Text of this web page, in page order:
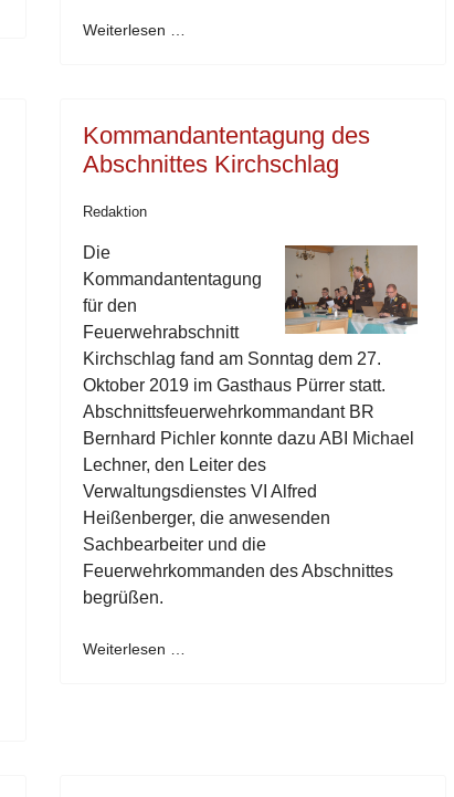
Weiterlesen …
Kommandantentagung des
Abschnittes Kirchschlag
Redaktion
Die
Kommandantentagung
für den
Feuerwehrabschnitt
Kirchschlag fand am Sonntag dem 27.
Oktober 2019 im Gasthaus Pürrer statt.
Abschnittsfeuerwehrkommandant BR
Bernhard Pichler konnte dazu ABI Michael
Lechner, den Leiter des
Verwaltungsdienstes VI Alfred
Heißenberger, die anwesenden
Sachbearbeiter und die
Feuerwehrkommanden des Abschnittes
begrüßen.
Weiterlesen …